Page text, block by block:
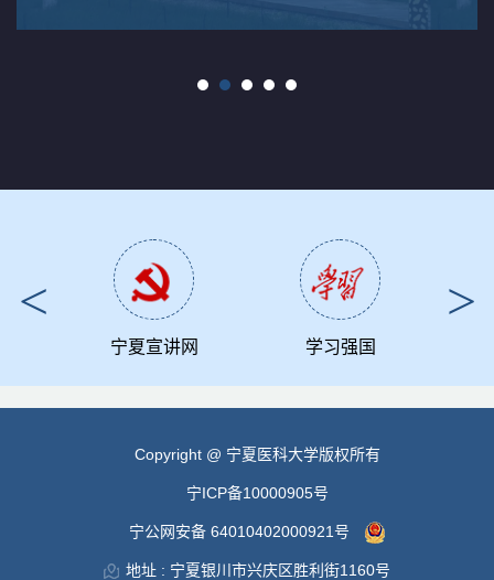
宁夏宣讲网 学习强国
Copyright @ 宁夏医科大学版权所有
宁ICP备10000905号
宁公网安备 64010402000921号
地址 : 宁夏银川市兴庆区胜利街1160号